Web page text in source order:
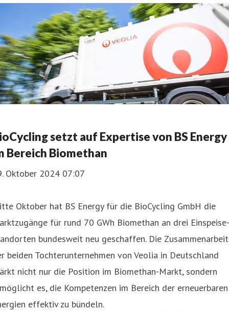
setzt auf Expertise von BS Energy
Bereich Biomethan
Oktober 2024 07:07
Oktober hat BS Energy für die BioCycling GmbH die
für rund 70 GWh Biomethan an drei Einspeise-
bundesweit neu geschaffen. Die Zusammenarbeit
beiden Tochterunternehmen von Veolia in Deutschland
nicht nur die Position im Biomethan-Markt, sondern
es, die Kompetenzen im Bereich der erneuerbaren
effektiv zu bündeln.